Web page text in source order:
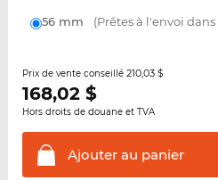
56 mm (Prêtes à l'envoi dans
Prix de vente conseillé 210,03 $
168,02$
Hors droits de douane et TVA
Ajouter au panier